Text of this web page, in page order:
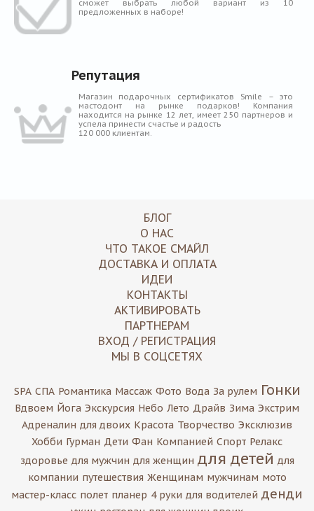
сможет выбрать любой вариант из 10
предложенных в наборе!
Репутация
Магазин подарочных сертификатов Smile – это
мастодонт на рынке подарков! Компания
находится на рынке 12 лет, имеет 250 партнеров и
успела принести счастье и радость
120 000 клиентам.
БЛОГ
О НАС
ЧТО ТАКОЕ СМАЙЛ
ДОСТАВКА И ОПЛАТА
ИДЕИ
КОНТАКТЫ
АКТИВИРОВАТЬ
ПАРТНЕРАМ
ВХОД / РЕГИСТРАЦИЯ
МЫ В СОЦСЕТЯХ
SPA СПА Романтика Массаж Фото Вода За рулем Гонки
Вдвоем Йога Экскурсия Небо Лето Драйв Зима Экстрим
Адреналин для двоих Красота Творчество Эксклюзив
Хобби Гурман Дети Фан Компанией Спорт Релакс
здоровье для мужчин для женщин для детей для
компании путешествия Женщинам мужчинам мото
мастер-класс полет планер 4 руки для водителей денди